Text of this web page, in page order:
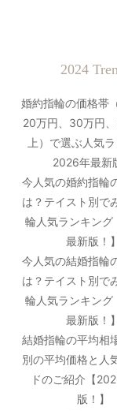
2024
婚約指輪の価格帯
20万円、30万円
上）で選ぶ人気
2026年最新
今人気の婚約指輪
は？テイスト別で
輪人気ランキン
最新版！】
今人気の結婚指輪
は？テイスト別で
輪人気ランキン
最新版！】
結婚指輪の平均相
別の平均価格と人
ドのご紹介【
版！】